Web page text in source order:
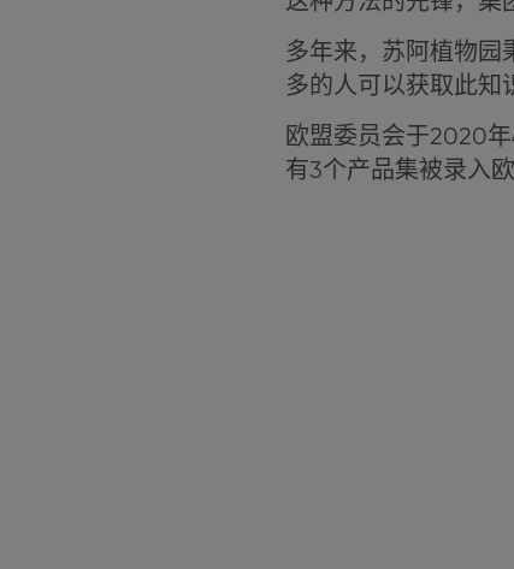
多年来，苏阿植物
多的人可以获取此知
欧盟委员会于2020
有3个产品集被录入